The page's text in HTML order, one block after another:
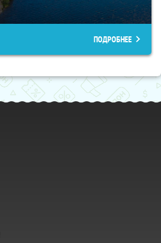
ПОДРОБНЕЕ